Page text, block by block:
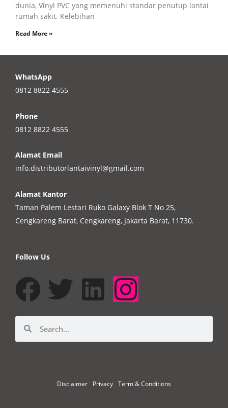
dunia, Vinyl PVC yang memenuhi standar penutup lantai
rumah sakit. Kelebihan
Read More »
WhatsApp
0812 8822 4555
Phone
0812 8822 4555
Alamat Email
info.distributorlantaivinyl@gmail.com
Alamat Kantor
Taman Palem Lestari Ruko Galaxy Blok T No 25,
Cengkareng Barat, Cengkareng, Jakarta Barat, 11730.
Follow Us
Disclaimer Privacy Term & Conditions